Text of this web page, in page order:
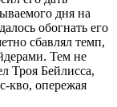
дня на
обогнать его
сбавлял темп,
Тем не
Троя Бейлисса,
кво, опережая